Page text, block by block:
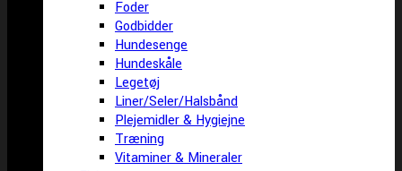
Foder
Godbidder
Hundesenge
Hundeskåle
Legetøj
Liner/Seler/Halsbånd
Plejemidler & Hygiejne
Træning
Vitaminer & Mineraler